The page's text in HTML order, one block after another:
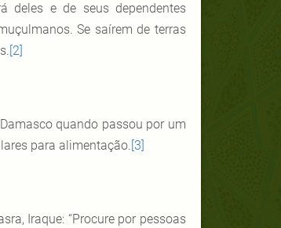
deles e de seus dependentes
Se saírem de terras
[2]
quando passou por um
para alimentação.[3]
Iraque: “Procure por pessoas